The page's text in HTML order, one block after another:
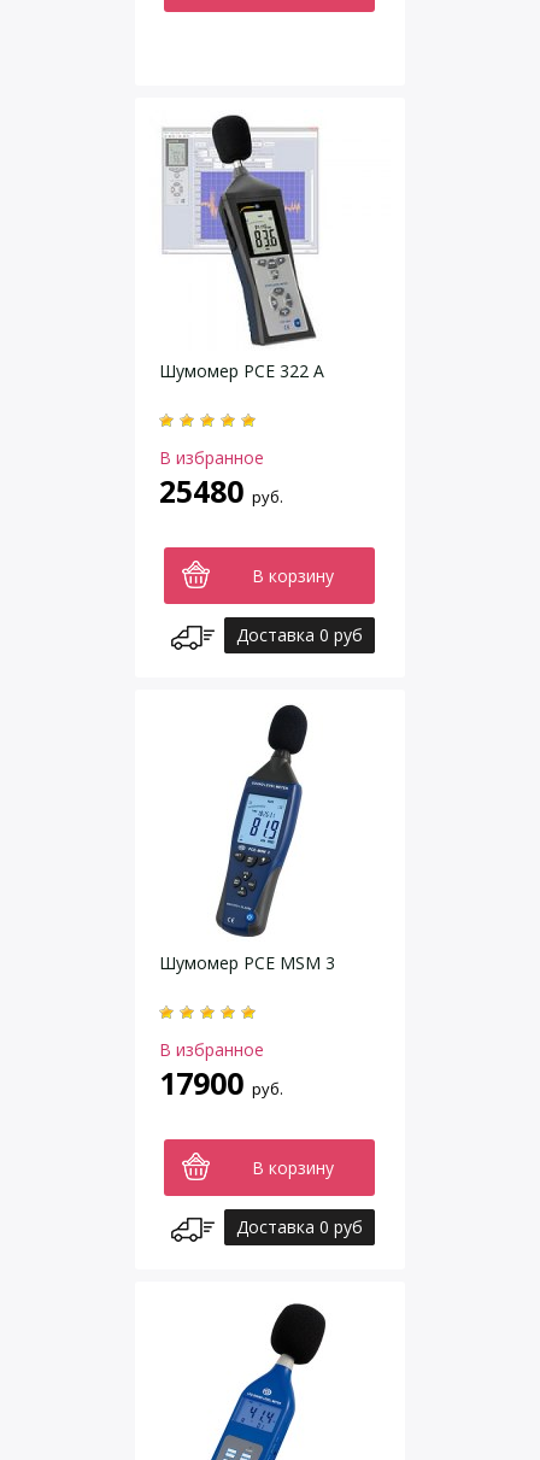
Шумомер PCE 322 A
В избранное
25480 руб.
В корзину
Доставка 0 руб
Шумомер PCE MSM 3
В избранное
17900 руб.
В корзину
Доставка 0 руб